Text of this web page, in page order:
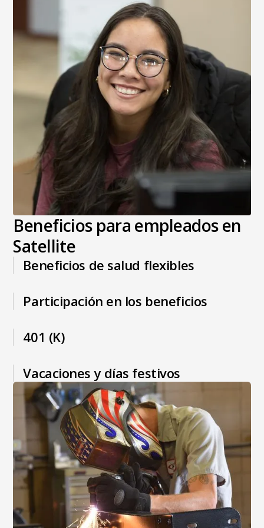
Beneficios para empleados en
Satellite
Beneficios de salud flexibles
Participación en los beneficios
401 (K)
Vacaciones y días festivos